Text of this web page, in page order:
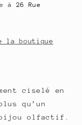
à 26 Rue
la boutique
ciselé en
qu’un
olfactif.